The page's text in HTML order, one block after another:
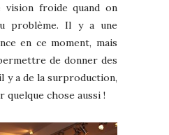
vision froide quand on
problème. Il y a une
en ce moment, mais
de donner des
y a de la surproduction,
quelque chose aussi !